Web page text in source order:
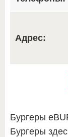
Адрес:
Бургеры
Бургеры